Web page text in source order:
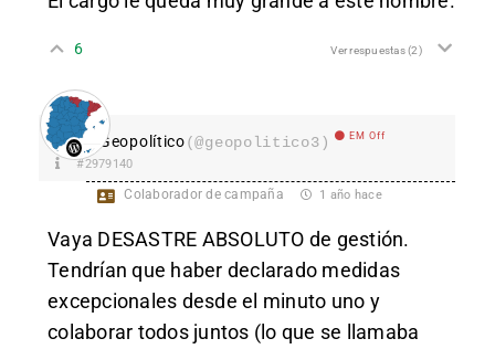
6 Ver respuestas(2)
Geopolítico(@geopolitico3) EM Off
#2979140
Colaborador de campaña 1 año hace
Vaya DESASTRE ABSOLUTO de gestión.
Tendrían que haber declarado medidas
excepcionales desde el minuto uno y
colaborar todos juntos (lo que se llamaba